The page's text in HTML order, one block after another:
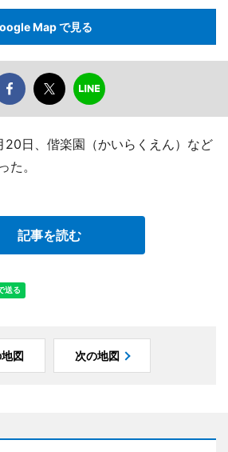
Map で見る
20日、偕楽園（かいらくえん）など
た。
記事を読む
図 次の地図